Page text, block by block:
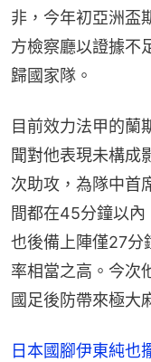
非，今年初亞洲盃
方檢察廳以證據不
歸國家隊。
目前效力法甲的蘭
聞對他表現未構成
次助攻，為隊中首
間都在45分鐘以
也後備上陣僅27分
率相當之高。今次
國足後防帶來極大
日本國腳伊東純